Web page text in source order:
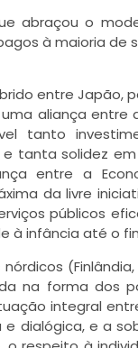
abraçou o
à maioria
entre
aliança
tanto
tanta solidez
entre a
da livre
públicos
à infância até o
na forma dos
integral
dialógica, e a